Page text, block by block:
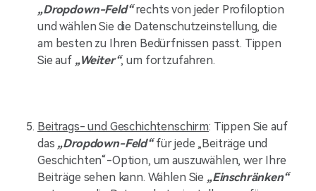
„Dropdown-Feld“rechts von jeder Profiloption
und wählen Sie die Datenschutzeinstellung, die
am besten zu Ihren Bedürfnissen passt. Tippen
Sie auf „Weiter“, um fortzufahren.
Beitrags- und Geschichtenschirm: Tippen Sie auf
das „Dropdown-Feld“für jede „Beiträge und
Geschichten“-Option, um auszuwählen, wer Ihre
Beiträge sehen kann. Wählen Sie „Einschränken“